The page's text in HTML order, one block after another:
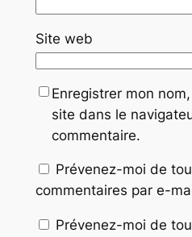
Site web
Enregistrer mon
site dans le
commentaire.
Prévenez-moi de
commentaires par e-
Prévenez-moi de